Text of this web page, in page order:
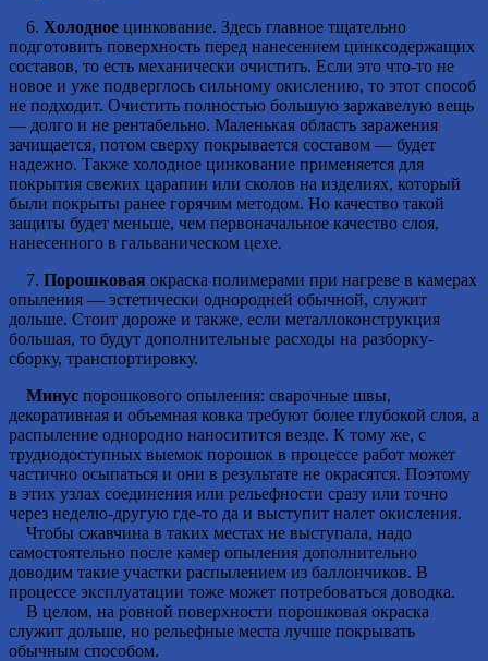
6. Холодное цинкование. Здесь главное тщательно
подготовить поверхность перед нанесением цинксодержащих
составов, то есть механически очистить. Если это что-то не
новое и уже подверглось сильному окислению, то этот способ
не подходит. Очистить полностью большую заржавелую вещь
— долго и не рентабельно. Маленькая область заражения
зачищается, потом сверху покрывается составом — будет
надежно. Также холодное цинкование применяется для
покрытия свежих царапин или сколов на изделиях, который
были покрыты ранее горячим методом. Но качество такой
защиты будет меньше, чем первоначальное качество слоя,
нанесенного в гальваническом цехе.
7. Порошковая окраска полимерами при нагреве в камерах
опыления — эстетически однородней обычной, служит
дольше. Стоит дороже и также, если металлоконструкция
большая, то будут дополнительные расходы на разборку-
сборку, транспортировку.
Минус порошкового опыления: сварочные швы,
декоративная и объемная ковка требуют более глубокой слоя, а
распыление однородно наноситится везде. К тому же, с
труднодоступных выемок порошок в процессе работ может
частично осыпаться и они в результате не окрасятся. Поэтому
в этих узлах соединения или рельефности сразу или точно
через неделю-другую где-то да и выступит налет окисления.
Чтобы сжавчина в таких местах не выступала, надо
самостоятельно после камер опыления дополнительно
доводим такие участки распылением из баллончиков. В
процессе эксплуатации тоже может потребоваться доводка.
В целом, на ровной поверхности порошковая окраска
служит дольше, но рельефные места лучше покрывать
обычным способом.